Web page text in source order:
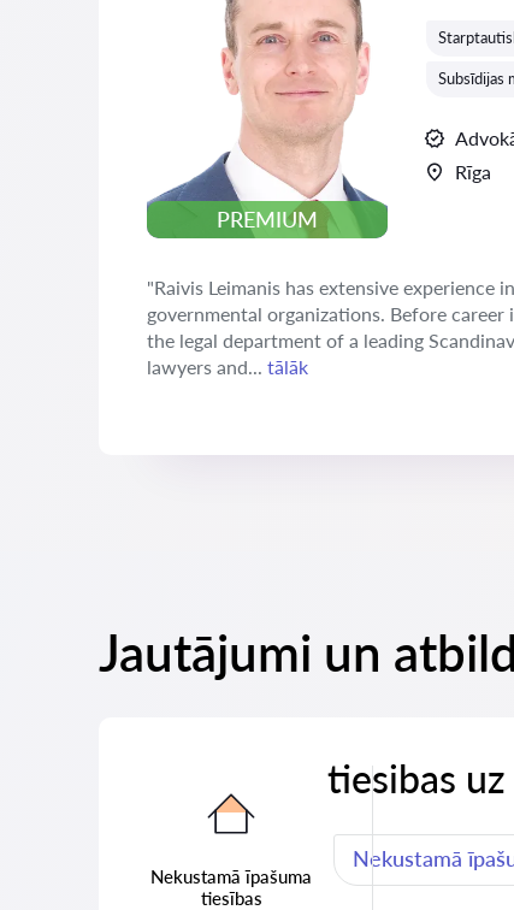
PREMIUM
Subsīdijas
Rīga
"Raivis Leimanis has extensive
governmental organizations. Before
the legal department of a leading
lawyers and... tālāk
Jautājumi un
Nekustamā īpašuma
tiesības
tiesibas
Nekustamā